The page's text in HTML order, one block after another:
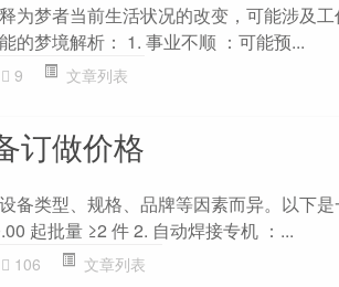
为梦者当前生活状况的改变，可能涉及
的梦境解析： 1. 事业不顺 ：可能预...
9 文章列表
订做价格
备类型、规格、品牌等因素而异。以下
起批量 ≥2 件 2. 自动焊接专机 ：...
106 文章列表